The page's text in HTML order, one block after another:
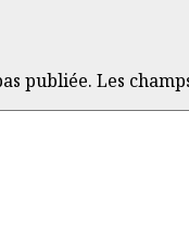
publiée. Les